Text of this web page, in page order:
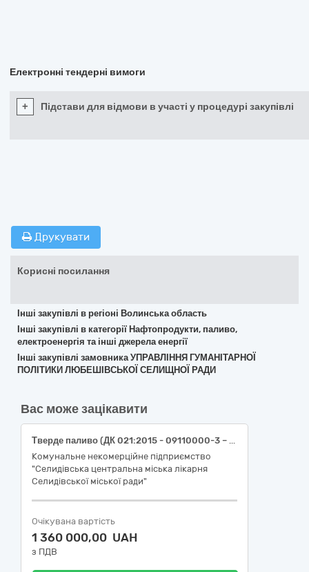
Електронні тендерні вимоги
+ Підстави для відмови в участі у процедурі закупівлі
Друкувати
Корисні посилання
Інші закупівлі в регіоні Волинська область
Інші закупівлі в категорії Нафтопродукти, паливо,
електроенергія та інші джерела енергії
Інші закупівлі замовника УПРАВЛІННЯ ГУМАНІТАРНОЇ
ПОЛІТИКИ ЛЮБЕШІВСЬКОЇ СЕЛИЩНОЇ РАДИ
Вас може зацікавити
Тверде паливо (ДК 021:2015 - 09110000-3 – Тверде паливо): Вугілля кам’яне марки Г(Г2) (13-100) або еквівалент, вугілля кам’яне марки ДГ (25-100) або еквівалент, вугілля кам’яне марки ДГ (25-50) або еквівалент (ДК 021:2015 -09111100-1); брикети торф’яні та брикети вугільні(ДК 021:2015 - 09111220-8) .
Комунальне некомерційне підприємство
"Селидівська центральна міська лікарня
Селидівської міської ради"
Очікувана вартість
1 360 000,00 UAH
з ПДВ